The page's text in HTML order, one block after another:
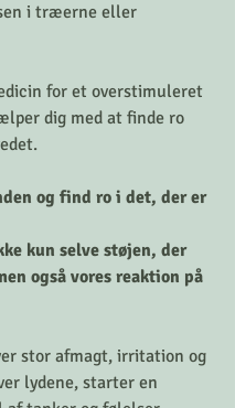
i træerne eller
for et overstimuleret
dig med at finde ro
og find ro i det, der er
kun selve støjen, der
også vores reaktion på
stor afmagt, irritation og
lydene, starter en